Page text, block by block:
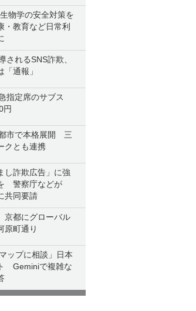
物学の安全対策を
教育など日常利
されるSNS詐欺、
「通報」
指定席のサブス
市で本格展開 三
クとも連携
し詐欺広告」に強
警察庁などが
共同要請
京都にグローバル
町通り
ップに相談」日本
Geminiで複雑な